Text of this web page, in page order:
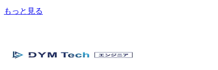
もっと見る